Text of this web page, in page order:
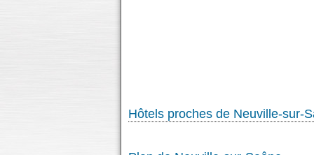
Hôtels proches de Neuville-sur-